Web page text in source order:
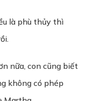
là phù thủy thì
nữa, con cũng biết
không có phép